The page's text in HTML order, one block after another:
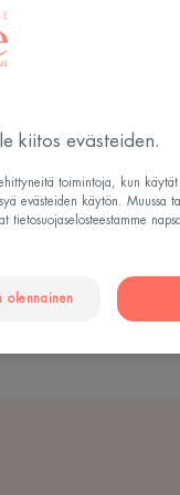
päivittäisissä
sinulle
aina lähellä
kiitos evästeiden.
toimintoja, kun käytät
evästeiden käytön. Muussa
tietosuojaselosteestamme
olennainen